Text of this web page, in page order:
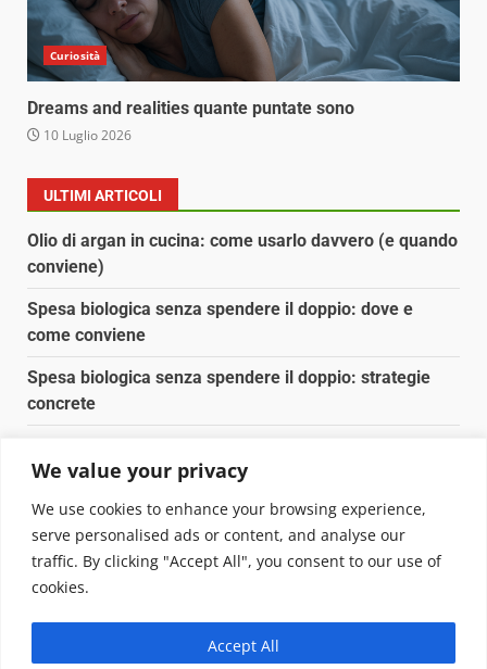
We value your privacy
We use cookies to enhance your browsing experience,
serve personalised ads or content, and analyse our
traffic. By clicking "Accept All", you consent to our use of
cookies.
Accept All
Curiosità
Dreams and realities quante puntate sono
10 Luglio 2026
ULTIMI ARTICOLI
Olio di argan in cucina: come usarlo davvero (e quando
conviene)
Spesa biologica senza spendere il doppio: dove e
come conviene
Spesa biologica senza spendere il doppio: strategie
concrete
Pulizia naturale della casa: 3 ingredienti che
sostituiscono 10 prodotti chimici
Copyright © 2025 Biopianeta.it proprietà di Jws Media
Questo blog non è una testata giornalistica, in quanto
viene aggiornato senza alcuna periodicità. Non può